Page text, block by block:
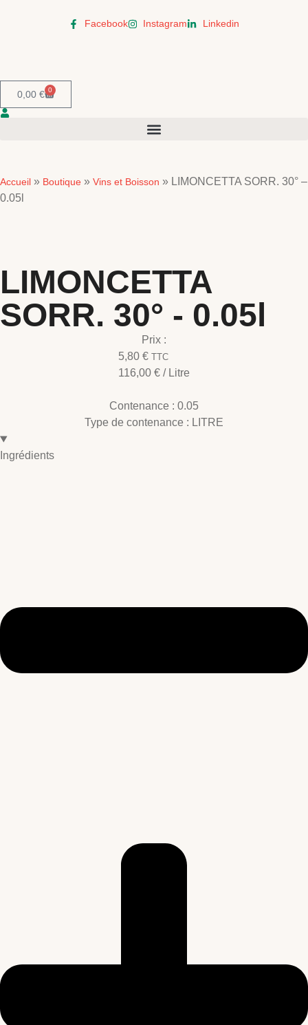
Facebook Instagram Linkedin
0,00 € 0
Accueil » Boutique » Vins et Boisson » LIMONCETTA SORR. 30° –
0.05l
LIMONCETTA
SORR. 30° - 0.05l
Prix :
5,80 € TTC
116,00 € / Litre
Contenance : 0.05
Type de contenance : LITRE
Ingrédients